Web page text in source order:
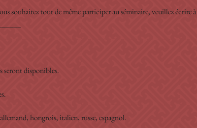
souhaitez tout de même participer au séminaire, veuillez écrire à
seront disponibles.
hongrois, italien, russe, espagnol.